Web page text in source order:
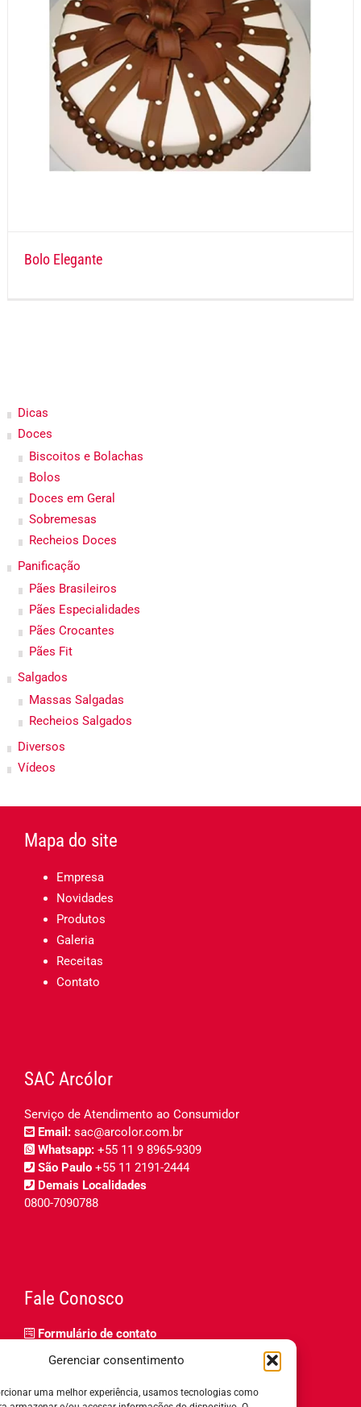
Gerenciar consentimento
uma melhor experiência, usamos tecnologias como
Bolo Elegante
Dicas
Doces
Biscoitos e Bolachas
Bolos
Doces em Geral
Sobremesas
Recheios Doces
Panificação
Pães Brasileiros
Pães Especialidades
Pães Crocantes
Pães Fit
Salgados
Massas Salgadas
Recheios Salgados
Diversos
Vídeos
Mapa do site
Empresa
Novidades
Produtos
Galeria
Receitas
Contato
SAC Arcólor
Serviço de Atendimento ao Consumidor
Email: sac@arcolor.com.br
Whatsapp: +55 11 9 8965-9309
São Paulo +55 11 2191-2444
Demais Localidades
0800-7090788
Fale Conosco
Formulário de contato
Relatório de igualdade salarial